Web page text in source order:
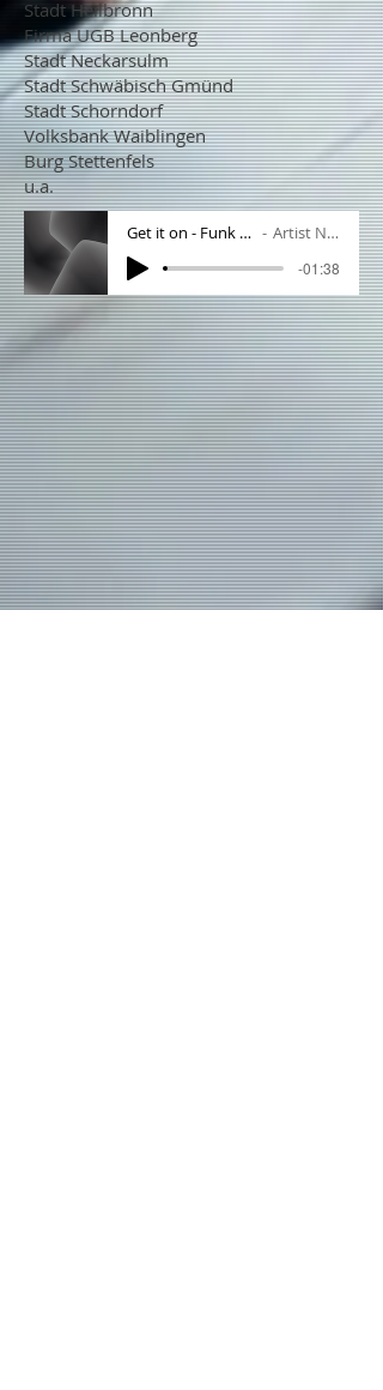
Stadt Heilbronn
Firma UGB Leonberg
Stadt Neckarsulm
Stadt Schwäbisch Gmünd
Stadt Schorndorf
Volksbank Waiblingen
Burg Stettenfels
u.a.
Get it on - Funk Impro Artist Name
-01:38